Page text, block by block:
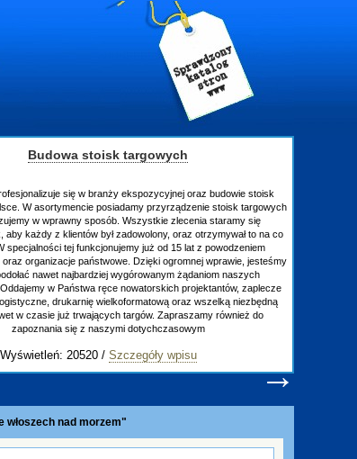
Budowa stoisk targowych
się w branży ekspozycyjnej oraz budowie stoisk
W asortymencie posiadamy przyrządzenie stoisk targowych
w wprawny sposób. Wszystkie zlecenia staramy się
aby każdy z klientów był zadowolony, oraz otrzymywał to na co
specjalności tej funkcjonujemy już od 15 lat z powodzeniem
oraz organizacje państwowe. Dzięki ogromnej wprawie, jesteśmy
nawet najbardziej wygórowanym żądaniom naszych
w Państwa ręce nowatorskich projektantów, zaplecze
drukarnię wielkoformatową oraz wszelką niezbędną
w czasie już trwających targów. Zapraszamy również do
zapoznania się z naszymi dotychczasowym
Wyświetleń: 20520 / Szczegóły wpisu
→
nad morzem"